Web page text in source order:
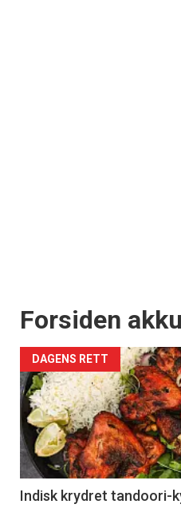
Forsiden
DAGENS RETT
Indisk krydret tandoori-